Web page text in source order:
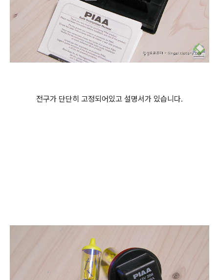
전구가 단단히 고정되어있고 설명서가 있습니다.